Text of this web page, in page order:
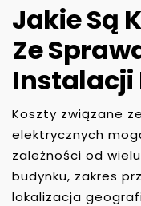
Jakie Są
Ze
Instalacji
Koszty związane
elektrycznych
zależności od
budynku, zakres
lokalizacja